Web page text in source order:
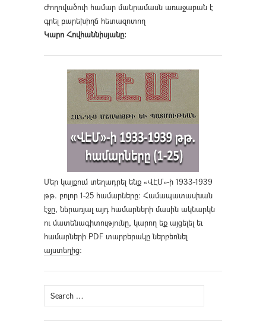
Ժողովածուի համար մանրամասն առաջաբան է
գրել բարեխիղճ հետազոտող
Կարո Հովհաննիսյանը։
Մեր կայքում տեղադրել ենք «ՎԷՄ»-ի 1933-1939
թթ. բոլոր 1-25 համարները։ Համապատասխան
էջը, ներառյալ այդ համարների մասին ակնարկն
ու մատենագիտությունը, կարող եք այցելել եւ
համարների PDF տարբերակը ներբեռնել
այստեղից։
Search
for: